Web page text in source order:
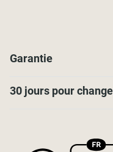
Garantie
30 jours pour